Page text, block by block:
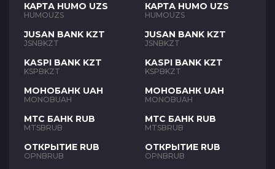
КАРТА HUMO UZS
HUMOUZS
JUSAN BANK KZT
JSNBKZT
KASPI BANK KZT
KSPBKZT
МОНОБАНК UAH
MONOBUAH
МТС БАНК RUB
MTSBRUB
ОТКРЫТИЕ RUB
OPNBRUB
КАРТА HUMO UZS
HUMOUZS
JUSAN BANK KZT
JSNBKZT
KASPI BANK KZT
KSPBKZT
МОНОБАНК UAH
MONOBUAH
МТС БАНК RUB
MTSBRUB
ОТКРЫТИЕ RUB
OPNBRUB